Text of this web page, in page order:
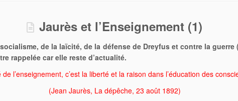
Jaurès et l’Enseignement (1)
de la laïcité, de la défense de Dreyfus et contre la
rappelée car elle reste d’actualité.
l’enseignement, c’est la liberté et la raison dans l’éducation des
(Jean Jaurès, La dépêche, 23 août 1892)